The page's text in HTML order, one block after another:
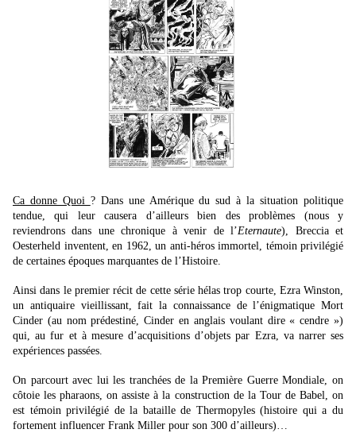
Ca donne Quoi ? Dans une Amérique du sud à la situation politique
tendue, qui leur causera d’ailleurs bien des problèmes (nous y
reviendrons dans une chronique à venir de l’Eternaute), Breccia et
Oesterheld inventent, en 1962, un anti-héros immortel, témoin privilégié
de certaines époques marquantes de l’Histoire.
Ainsi dans le premier récit de cette série hélas trop courte, Ezra Winston,
un antiquaire vieillissant, fait la connaissance de l’énigmatique Mort
Cinder (au nom prédestiné, Cinder en anglais voulant dire « cendre »)
qui, au fur et à mesure d’acquisitions d’objets par Ezra, va narrer ses
expériences passées.
On parcourt avec lui les tranchées de la Première Guerre Mondiale, on
côtoie les pharaons, on assiste à la construction de la Tour de Babel, on
est témoin privilégié de la bataille de Thermopyles (histoire qui a du
fortement influencer Frank Miller pour son 300 d’ailleurs)…